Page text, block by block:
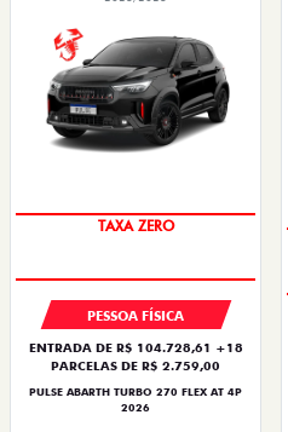
TAXA ZERO
PESSOA FÍSICA
ENTRADA DE R$ 104.728,61 +18
PARCELAS DE R$ 2.759,00
PULSE ABARTH TURBO 270 FLEX AT 4P
2026